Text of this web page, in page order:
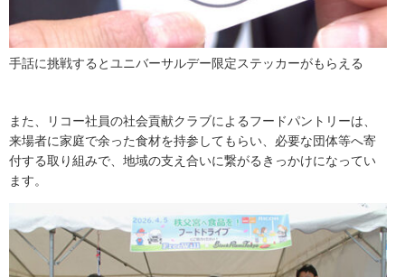
手話に挑戦するとユニバーサルデー限定ステッカーがもらえる
また、リコー社員の社会貢献クラブによるフードパントリーは、
来場者に家庭で余った食材を持参してもらい、必要な団体等へ寄
付する取り組みで、地域の支え合いに繋がるきっかけになってい
ます。